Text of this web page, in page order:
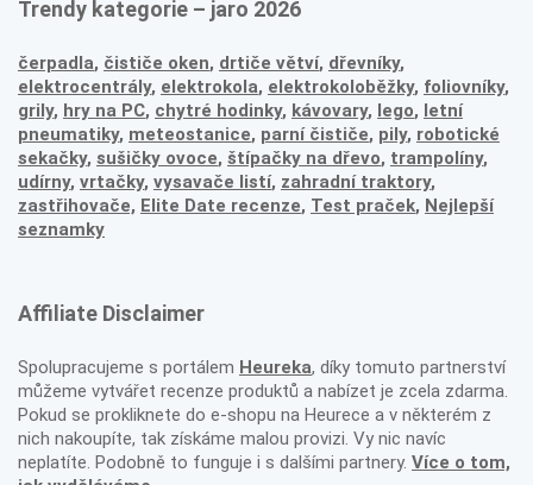
Trendy kategorie – jaro 2026
čerpadla, čističe oken, drtiče větví, dřevníky,
elektrocentrály, elektrokola, elektrokoloběžky, foliovníky,
grily, hry na PC, chytré hodinky, kávovary, lego, letní
pneumatiky, meteostanice, parní čističe, pily, robotické
sekačky, sušičky ovoce, štípačky na dřevo, trampolíny,
udírny, vrtačky, vysavače listí, zahradní traktory,
zastřihovače, Elite Date recenze, Test praček, Nejlepší
seznamky
Affiliate Disclaimer
Spolupracujeme s portálem Heureka, díky tomuto partnerství
můžeme vytvářet recenze produktů a nabízet je zcela zdarma.
Pokud se prokliknete do e-shopu na Heurece a v některém z
nich nakoupíte, tak získáme malou provizi. Vy nic navíc
neplatíte. Podobně to funguje i s dalšími partnery. Více o tom,